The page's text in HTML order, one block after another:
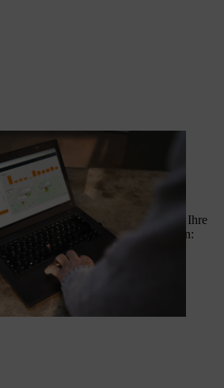
STIHL
Sie stets den Überblick über Ihre
Ihre Akkus einfach digital verwalten:
sowie Seriennummer sind in der
im
STIHL connected Portal